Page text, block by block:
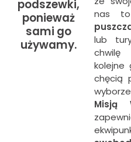
podszewki,
ponieważ
sami go
używamy.
nas
lub
chwilę
kolejne
chęcią
Misją